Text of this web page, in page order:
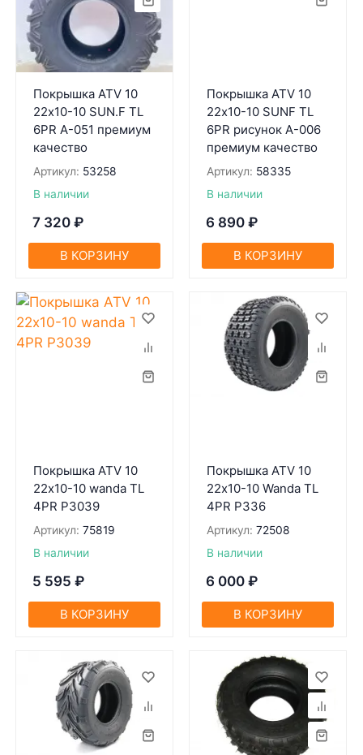
Покрышка ATV 10
22х10-10 SUN.F TL
6PR A-051 премиум
качество
Артикул: 53258
В наличии
7 320 ₽
В КОРЗИНУ
Покрышка ATV 10
22х10-10 SUNF TL
6PR рисунок A-006
премиум качество
Артикул: 58335
В наличии
6 890 ₽
В КОРЗИНУ
Покрышка ATV 10
22х10-10 wanda TL
4PR P3039
Артикул: 75819
В наличии
5 595 ₽
В КОРЗИНУ
Покрышка ATV 10
22х10-10 Wanda TL
4PR P336
Артикул: 72508
В наличии
6 000 ₽
В КОРЗИНУ